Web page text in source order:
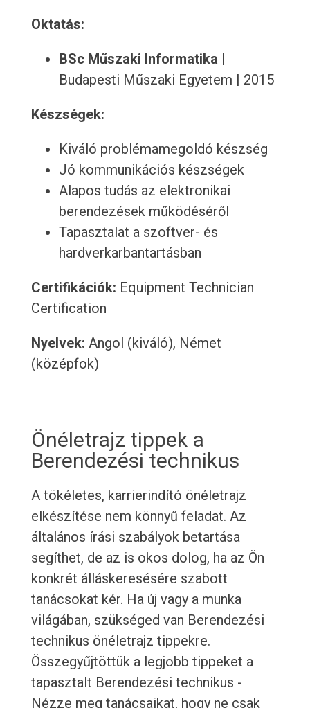
Oktatás:
BSc Műszaki Informatika |
Budapesti Műszaki Egyetem | 2015
Készségek:
Kiváló problémamegoldó készség
Jó kommunikációs készségek
Alapos tudás az elektronikai
berendezések működéséről
Tapasztalat a szoftver- és
hardverkarbantartásban
Certifikációk: Equipment Technician
Certification
Nyelvek: Angol (kiváló), Német
(középfok)
Önéletrajz tippek a
Berendezési technikus
A tökéletes, karrierindító önéletrajz
elkészítése nem könnyű feladat. Az
általános írási szabályok betartása
segíthet, de az is okos dolog, ha az Ön
konkrét álláskeresésére szabott
tanácsokat kér. Ha új vagy a munka
világában, szükséged van Berendezési
technikus önéletrajz tippekre.
Összegyűjtöttük a legjobb tippeket a
tapasztalt Berendezési technikus -
Nézze meg tanácsaikat, hogy ne csak